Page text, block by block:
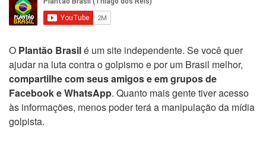
O Plantão Brasilé um site independente. Se você quer
ajudar na luta contra o golpismo e por um Brasil melhor,
compartilhe com seus amigos e em grupos de
Facebook e WhatsApp. Quanto mais gente tiver acesso
às informações, menos poder terá a manipulação da mídia
golpista.